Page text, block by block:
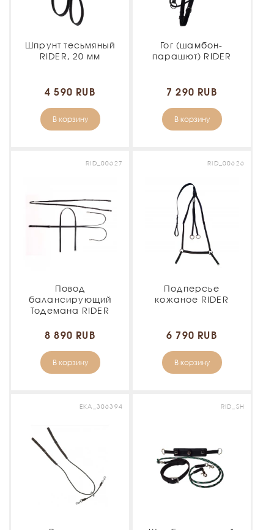
Шпрунт тесьмяный
RIDER, 20 мм
4 590 RUB
В корзину
Гог (шамбон-
парашют) RIDER
7 290 RUB
В корзину
RID_00627
Повод
балансирующий
Тодемана RIDER
8 890 RUB
В корзину
RID_00626
Подперсье
кожаное RIDER
6 790 RUB
В корзину
EKA_306394 RID_SH